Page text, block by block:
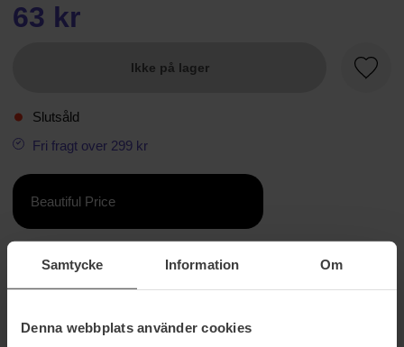
Samtycke Information Om
Denna webbplats använder cookies
63 kr
Ikke på lager
Slutsåld
Fri fragt over 299 kr
Beautiful Price
Information
holde styr på dine favorit produkter. Passer perfekt til rejsen.